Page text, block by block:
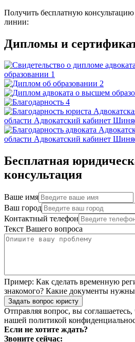
Получить бесплатную
линии:
Дипломы и
Бесплатная
консультация
Ваше имя
Ваш город
Контактный телефон
Текст Вашего вопроса
Пример: Как сделать временную
знакомого? Какие документы
Задать вопрос юристу
Отправляя вопрос, вы соглашаетесь,
нашей политикой
Если не хотите ждать?
Звоните сейчас: